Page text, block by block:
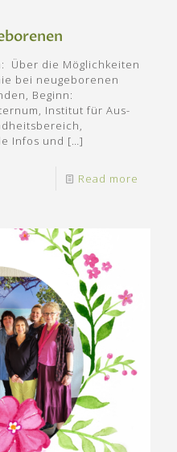
Über die Möglichkeiten
bei neugeborenen
Beginn:
Institut für Aus-
Infos und […]
Read more